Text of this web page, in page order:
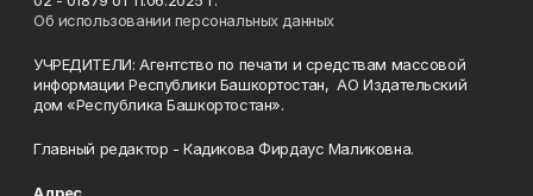
Об использовании персональных данных
УЧРЕДИТЕЛИ: Агентство по печати и средствам массовой
информации Республики Башкортостан, АО Издательский
дом «Республика Башкортостан».
Главный редактор - Кадикова Фирдаус Маликовна.